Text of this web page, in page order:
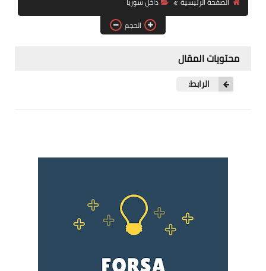
فرص عمل في العراق
فرص عمل في اليمن
الحجم
محتويات المقال
الرابط: